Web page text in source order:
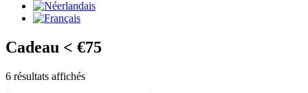
Cadeau < €75
6 résultats affichés